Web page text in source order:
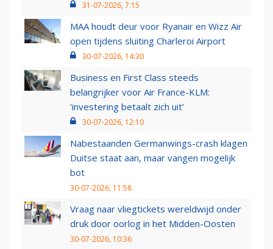
31-07-2026, 7:15
MAA houdt deur voor Ryanair en Wizz Air
open tijdens sluiting Charleroi Airport
30-07-2026, 14:30
Business en First Class steeds
belangrijker voor Air France-KLM:
‘investering betaalt zich uit’
30-07-2026, 12:10
Nabestaanden Germanwings-crash klagen
Duitse staat aan, maar vangen mogelijk
bot
30-07-2026, 11:58
Vraag naar vliegtickets wereldwijd onder
druk door oorlog in het Midden-Oosten
30-07-2026, 10:36